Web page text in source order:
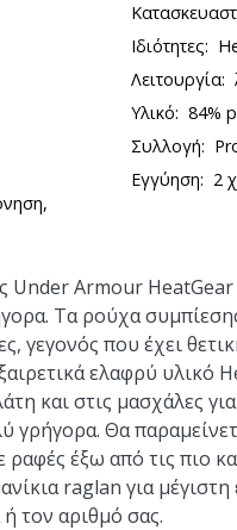
Ιδιότητες:
Λειτουργία:
Υλικό: 84%
Συλλογή:
Εγγύηση: 2
Under Armour
Τα ρούχα
γεγονός που έχει
ελαφρύ υλικό
και στις μασχάλες
γρήγορα. Θα
έξω από τις πιο
raglan για
τον αριθμό σας.